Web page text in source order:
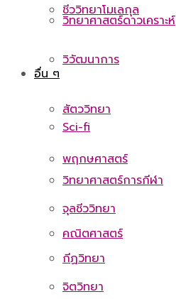
วิทยาศาสตร์ดาวเคราะห์
อื่น ๆ
Sci-fi
วิทยาศาสตร์การกีฬา
คณิตศาสตร์
จิตวิทยา
ชีววิทยาโมเลกุล
วิวัฒนาการ
สัตววิทยา
พฤกษศาสตร์
จุลชีววิทยา
กีฏวิทยา